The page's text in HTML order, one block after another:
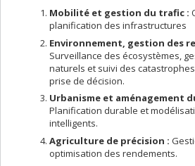
Mobilité et gestion du trafic :
planification des infrastructures
Environnement, gestion des
Surveillance des écosystèmes,
naturels et suivi des
prise de décision.
Urbanisme et aménagement
Planification durable et
intelligents.
Agriculture de précision :
optimisation des rendements.